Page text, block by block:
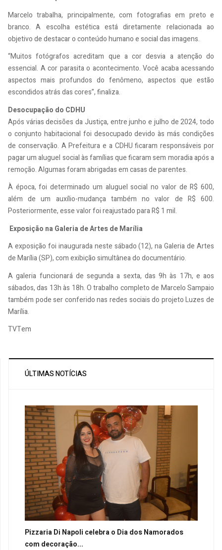
Marcelo trabalha, principalmente, com fotografias em preto e
branco. A escolha estética está diretamente relacionada ao
objetivo de destacar o conteúdo humano e social das imagens.
“Muitos fotógrafos acreditam que a cor desvia a atenção do
essencial. A cor parasita o acontecimento. Você acaba acessando
aspectos mais profundos do fenômeno, aspectos que estão
escondidos atrás das cores”, finaliza.
Desocupação do CDHU
Após várias decisões da Justiça, entre junho e julho de 2024, todo
o conjunto habitacional foi desocupado devido às más condições
de conservação. A Prefeitura e a CDHU ficaram responsáveis por
pagar um aluguel social às famílias que ficaram sem moradia após a
remoção. Algumas foram abrigadas em casas de parentes.
À época, foi determinado um aluguel social no valor de R$ 600,
além de um auxílio-mudança também no valor de R$ 600.
Posteriormente, esse valor foi reajustado para R$ 1 mil.
Exposição na Galeria de Artes de Marília
A exposição foi inaugurada neste sábado (12), na Galeria de Artes
de Marília (SP), com exibição simultânea do documentário.
A galeria funcionará de segunda a sexta, das 9h às 17h, e aos
sábados, das 13h às 18h. O trabalho completo de Marcelo Sampaio
também pode ser conferido nas redes sociais do projeto Luzes de
Marília.
TVTem
ÚLTIMAS NOTÍCIAS
Pizzaria Di Napoli celebra o Dia dos Namorados
com decoração...